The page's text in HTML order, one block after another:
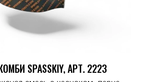
SPASSKIY, АРТ. 2223